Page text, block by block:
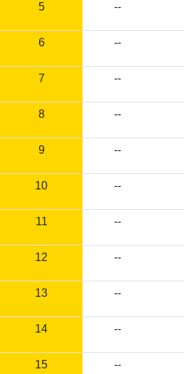
5 --
6 --
7 --
8 --
9 --
10 --
11 --
12 --
13 --
14 --
15 --